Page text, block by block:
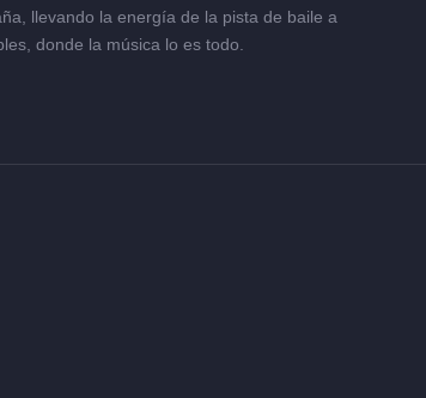
llevando la energía de la pista de baile a
donde la música lo es todo.